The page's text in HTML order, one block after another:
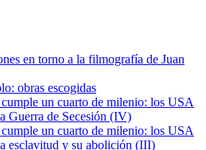
en torno a la filmografía de Juan
obras escogidas
un cuarto de milenio: los USA
Guerra de Secesión (IV)
un cuarto de milenio: los USA
esclavitud y su abolición (III)